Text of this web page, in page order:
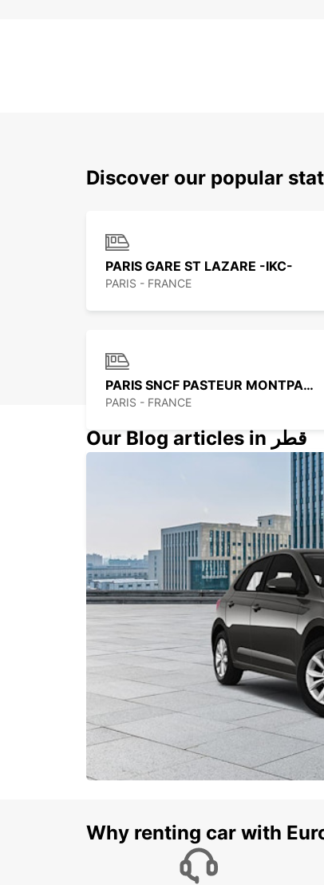
Discover our popular
PARIS GARE ST LAZARE -IKC-
PARIS - FRANCE
PARIS SNCF PASTEUR MONTPARNASSE-IKC
PARIS - FRANCE
PARIS PARC DES PRINCES -IKC-
PARIS - FRANCE
Our Blog articles in قطر
Why renting car with